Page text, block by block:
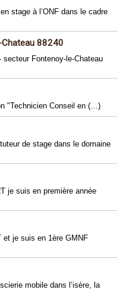
stage à l’ONF dans le cadre
88240
Fontenoy-le-Chateau
"Technicien Conseil en (…)
de stage dans le domaine
je suis en première année
et je suis en 1ère GMNF
mobile dans l’isère, la